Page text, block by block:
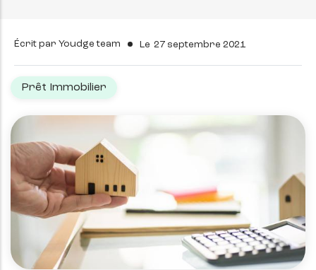
Écrit par Youdge team Le 27 septembre 2021
Prêt Immobilier